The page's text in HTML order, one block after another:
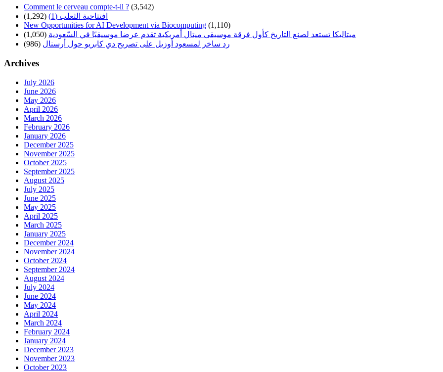
Comment le cerveau compte-t-il ? (3,542)
افتتاحية الثعلب (1)
(1,292)
New Opportunities for AI Development via Biocomputing (1,110)
ميتاليكا تستعد لصنع التاريخ كأول فرقة موسيقى ميتال أمريكية تقدم عرضا موسيقيًا في السّعودية (1,050)
رد ساخر لمسعود أوزيل على تصريح دي كابريو حول أرسنال (986)
Archives
July 2026
June 2026
May 2026
April 2026
March 2026
February 2026
January 2026
December 2025
November 2025
October 2025
September 2025
August 2025
July 2025
June 2025
May 2025
April 2025
March 2025
January 2025
December 2024
November 2024
October 2024
September 2024
August 2024
July 2024
June 2024
May 2024
April 2024
March 2024
February 2024
January 2024
December 2023
November 2023
October 2023